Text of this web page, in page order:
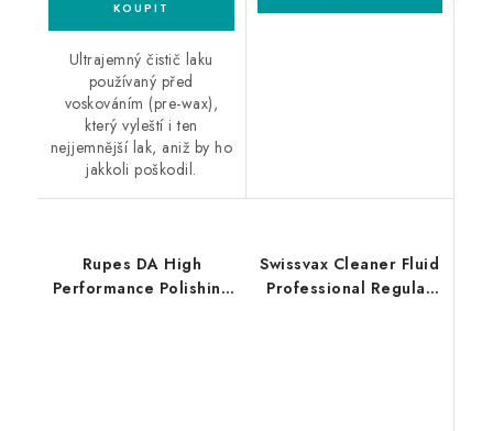
Ultrajemný čistič laku
používaný před
voskováním (pre-wax),
který vyleští i ten
nejjemnější lak, aniž by ho
jakkoli poškodil.
Rupes DA High
Performance Polishing
Swissvax Cleaner Fluid
Professional Regular